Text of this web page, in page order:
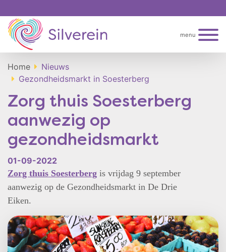
menu
Home
Nieuws
Gezondheidsmarkt in Soesterberg
Zorg thuis Soesterberg
aanwezig op
gezondheidsmarkt
01-09-2022
Zorg thuis Soesterberg is vrijdag 9 september
aanwezig op de Gezondheidsmarkt in De Drie
Eiken.